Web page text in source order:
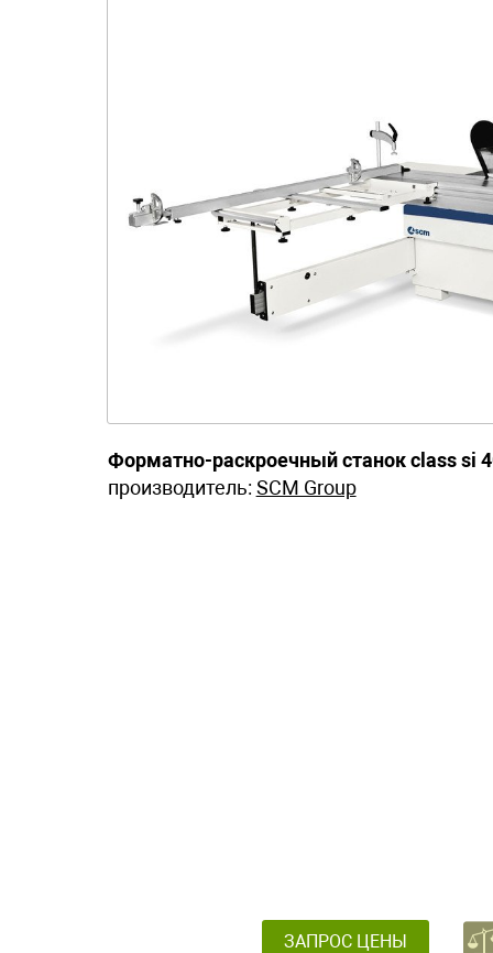
Форматно-раскроечный станок class si
производитель: SCM Group
ЗАПРОС ЦЕНЫ